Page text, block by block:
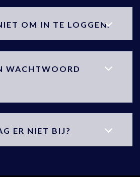
OM IN TE LOGGEN.
WACHTWOORD
ER NIET BIJ?